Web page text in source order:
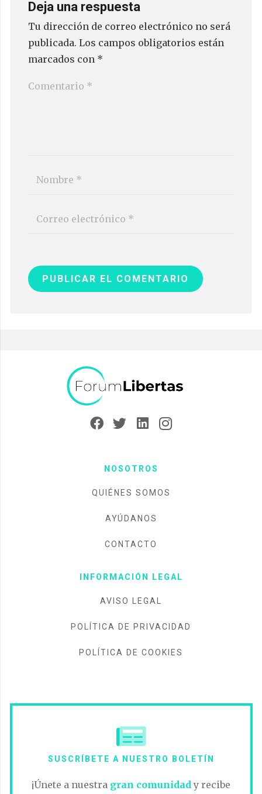
Deja una respuesta
Tu dirección de correo electrónico no será
publicada. Los campos obligatorios están
marcados con *
PUBLICAR EL COMENTARIO
NOSOTROS
QUIÉNES SOMOS
AYÚDANOS
CONTACTO
INFORMACIÓN LEGAL
AVISO LEGAL
POLÍTICA DE PRIVACIDAD
POLÍTICA DE COOKIES
SUSCRÍBETE A NUESTRO BOLETÍN
¡Únete a nuestra gran comunidad y recibe